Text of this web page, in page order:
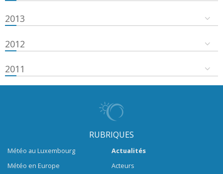
2013
2012
2011
RUBRIQUES
Météo au Luxembourg
Météo en Europe
Actualités
Acteurs